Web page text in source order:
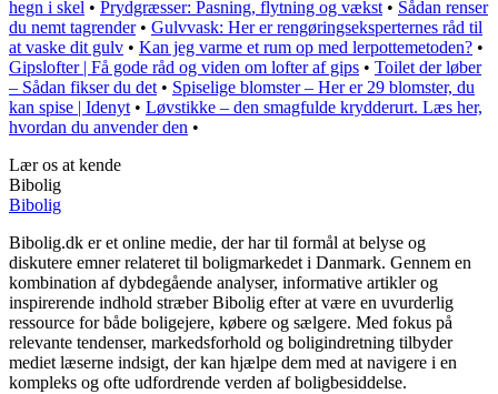
hegn i skel • Prydgræsser: Pasning, flytning og vækst • Sådan renser
du nemt tagrender• Gulvvask: Her er rengøringseksperternes råd til
at vaske dit gulv • Kan jeg varme et rum op med lerpottemetoden? •
Gipslofter | Få gode råd og viden om lofter af gips • Toilet der løber
– Sådan fikser du det • Spiselige blomster – Her er 29 blomster, du
kan spise | Idenyt • Løvstikke – den smagfulde krydderurt. Læs her,
hvordan du anvender den •
Lær os at kende
Bibolig
Bibolig
Bibolig.dk er et online medie, der har til formål at belyse og
diskutere emner relateret til boligmarkedet i Danmark. Gennem en
kombination af dybdegående analyser, informative artikler og
inspirerende indhold stræber Bibolig efter at være en uvurderlig
ressource for både boligejere, købere og sælgere. Med fokus på
relevante tendenser, markedsforhold og boligindretning tilbyder
mediet læserne indsigt, der kan hjælpe dem med at navigere i en
kompleks og ofte udfordrende verden af boligbesiddelse.